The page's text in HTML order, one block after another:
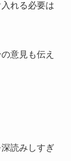
れる必要は
意見も伝え
読みしすぎ